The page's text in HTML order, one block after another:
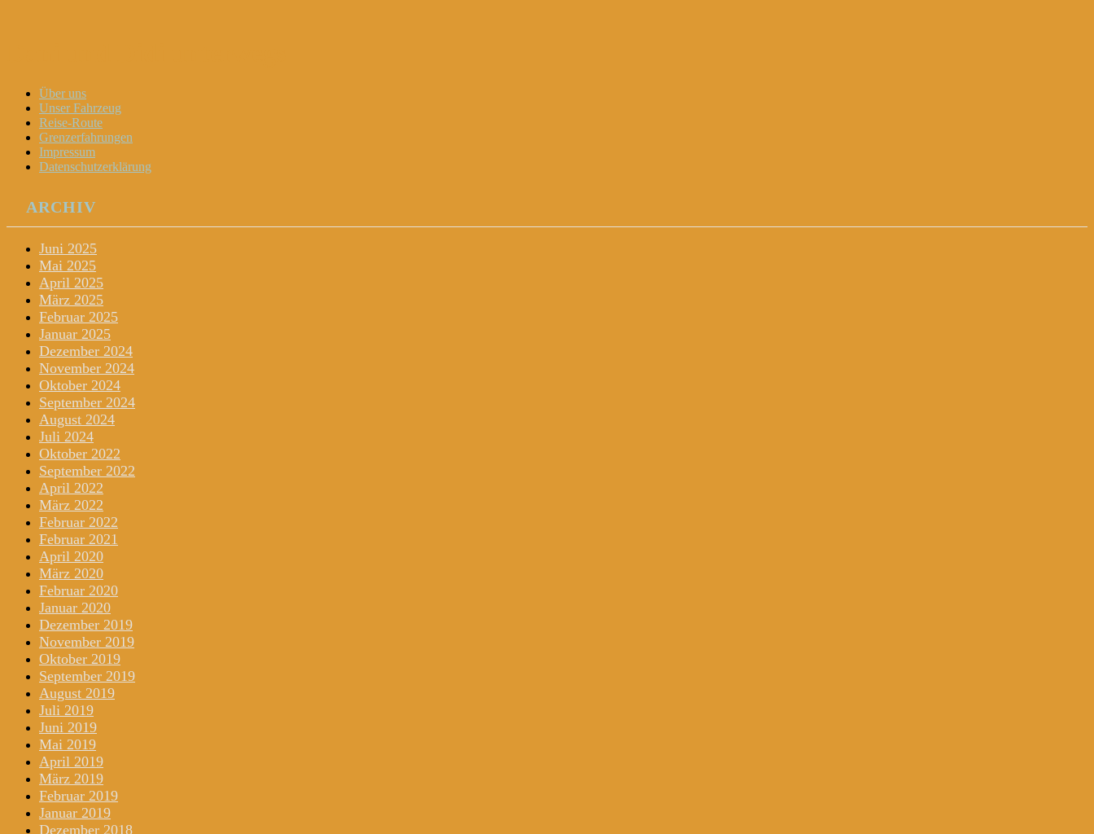
Menu
Widgets
Search
Skip
content
Über uns
Unser Fahrzeug
Reise-Route
Grenzerfahrungen
Impressum
Datenschutzerklärung
ARCHIV
Juni 2025
Mai 2025
April 2025
März 2025
Februar 2025
Januar 2025
Dezember 2024
November 2024
Oktober 2024
September 2024
August 2024
Juli 2024
Oktober 2022
September 2022
April 2022
März 2022
Februar 2022
Februar 2021
April 2020
März 2020
Februar 2020
Januar 2020
Dezember 2019
November 2019
Oktober 2019
September 2019
August 2019
Juli 2019
Juni 2019
Mai 2019
April 2019
März 2019
Februar 2019
Januar 2019
Dezember 2018